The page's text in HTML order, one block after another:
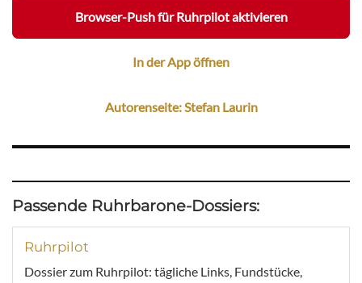
Browser-Push für Ruhrpilot aktivieren
In der App öffnen
Autorenseite: Stefan Laurin
Passende Ruhrbarone-Dossiers:
Ruhrpilot
Dossier zum Ruhrpilot: tägliche Links, Fundstücke,